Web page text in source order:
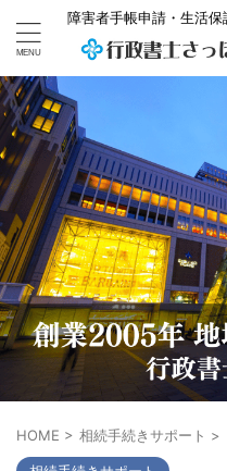
障害者手帳申請・生活
HOME > 相続手続きサポート >